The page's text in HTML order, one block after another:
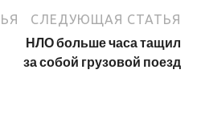
СЛЕДУЮЩАЯ СТАТЬЯ
НЛО больше часа тащил
за собой грузовой поезд